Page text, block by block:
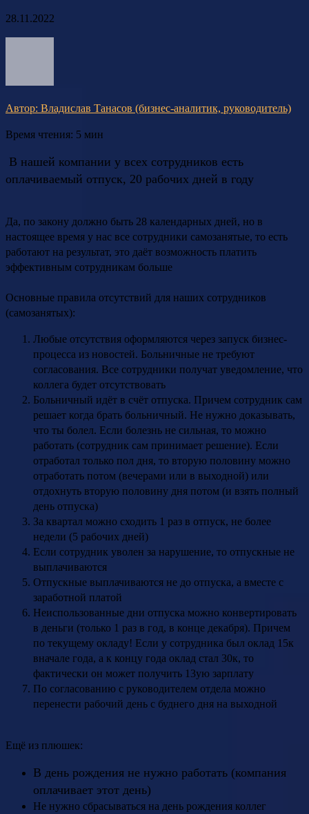
28.11.2022
Автор: Владислав Танасов (бизнес-аналитик, руководитель)
Время чтения: 5 мин
В нашей компании у всех сотрудников есть
оплачиваемый отпуск, 20 рабочих дней в году
Да, по закону должно быть 28 календарных дней, но в
настоящее время у нас все сотрудники самозанятые, то есть
работают на результат, это даёт возможность платить
эффективным сотрудникам больше
Основные правила отсутствий для наших сотрудников
(самозанятых):
Любые отсутствия оформляются через запуск бизнес-
процесса из новостей. Больничные не требуют
согласования. Все сотрудники получат уведомление, что
коллега будет отсутствовать
Больничный идёт в счёт отпуска. Причем сотрудник сам
решает когда брать больничный. Не нужно доказывать,
что ты болел. Если болезнь не сильная, то можно
работать (сотрудник сам принимает решение). Если
отработал только пол дня, то вторую половину можно
отработать потом (вечерами или в выходной) или
отдохнуть вторую половину дня потом (и взять полный
день отпуска)
За квартал можно сходить 1 раз в отпуск, не более
недели (5 рабочих дней)
Если сотрудник уволен за нарушение, то отпускные не
выплачиваются
Отпускные выплачиваются не до отпуска, а вместе с
заработной платой
Неиспользованные дни отпуска можно конвертировать
в деньги (только 1 раз в год, в конце декабря). Причем
по текущему окладу! Если у сотрудника был оклад 15к
вначале года, а к концу года оклад стал 30к, то
фактически он может получить 13ую зарплату
По согласованию с руководителем отдела можно
перенести рабочий день с буднего дня на выходной
Ещё из плюшек:
В день рождения не нужно работать (компания
оплачивает этот день)
Не нужно сбрасываться на день рождения коллег